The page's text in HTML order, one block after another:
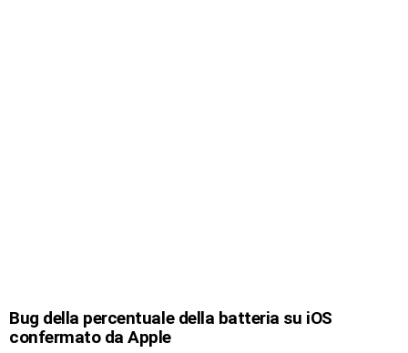
Bug della percentuale della batteria su iOS
confermato da Apple